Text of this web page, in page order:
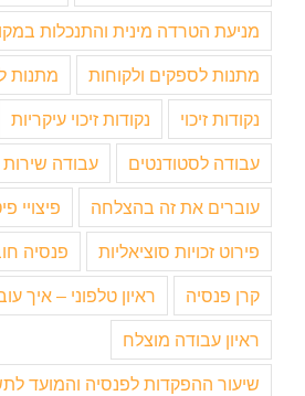
מניעת הטרדה מינית והתנכלות
מתנות לספקים ולקוחות מתנות
נקודות זיכוי נקודות זיכוי עיקריות
עבודה לסטודנטים עבודה שירות
עוברים את זה בהצלחה פיצויי
פירוט זכויות סוציאליות פנסיה
קרן פנסיה ראיון טלפוני – איך
ראיון עבודה מוצלח
שיעור ההפקדות לפנסיה והמועד